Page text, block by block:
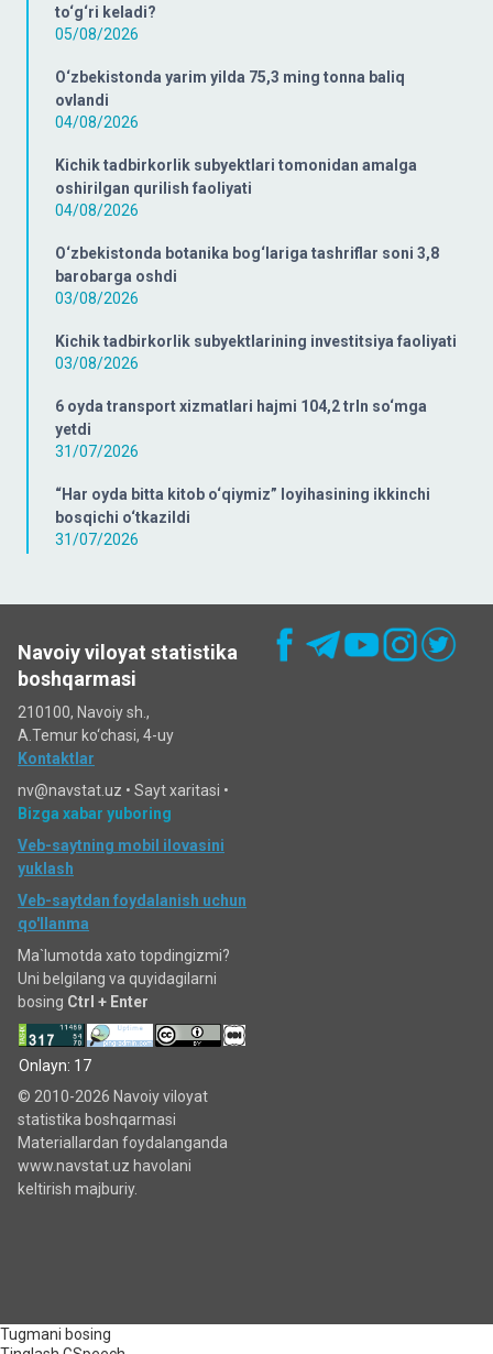
to‘g‘ri keladi?
05/08/2026
O‘zbekistonda yarim yilda 75,3 ming tonna baliq
ovlandi
04/08/2026
Kichik tadbirkorlik subyektlari tomonidan amalga
oshirilgan qurilish faoliyati
04/08/2026
O‘zbekistonda botanika bog‘lariga tashriflar soni 3,8
barobarga oshdi
03/08/2026
Kichik tadbirkorlik subyektlarining investitsiya faoliyati
03/08/2026
6 oyda transport xizmatlari hajmi 104,2 trln so‘mga
yetdi
31/07/2026
“Har oyda bitta kitob o‘qiymiz” loyihasining ikkinchi
bosqichi o‘tkazildi
31/07/2026
Navoiy viloyat statistika
boshqarmasi
210100, Navoiy sh.,
A.Temur ko‘chаsi, 4-uy
Kontaktlar
nv@navstat.uz • Sayt xaritasi •
Bizga xabar yuboring
Veb-saytning mobil ilovasini
yuklash
Veb-saytdan foydalanish uchun
qo'llanma
Ma`lumotda xato topdingizmi?
Uni belgilang va quyidagilarni
bosing Ctrl + Enter
Onlayn: 17
© 2010-2026 Navoiy viloyat
statistika boshqarmasi
Materiallardan foydalanganda
www.navstat.uz havolani
keltirish majburiy.
Tugmani bosing